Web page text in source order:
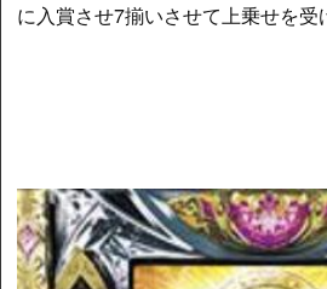
に入賞させ7揃いさせて上乗せを受